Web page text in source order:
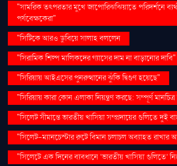
"সামরিক তৎপরতার মুখে জাপোরিঝঝিয়াতে পরিদর্শনে
পর্যবেক্ষকেরা"
"সিটিকে আরও ডুবিয়ে সালাহ বললেন
"সিরামিক শিল্প মালিকদের গ্যাসের দাম না বাড়ানোর দাবি"
"সিরিয়ায় আইএসের পুনরুত্থানের ঝুঁকি দ্বিগুণ হয়েছে"
"সিরিয়ায় কারা কোন এলাকা নিয়ন্ত্রণ করছে: সম্পূর্ণ মানচিত্র
"সিলেট সীমান্তে ভারতীয় খাসিয়া সম্প্রদায়ের গুলিতে দুই
"সিলেট-ম্যানচেস্টার রুটে বিমান চলাচল অব্যাহত রাখার
"সিলেটে এক দিনের ব্যবধানে ‘ভারতীয় খাসিয়া